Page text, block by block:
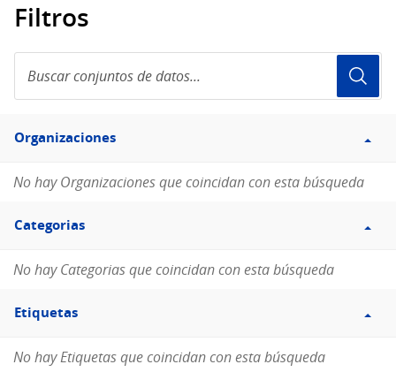
Filtros
conjuntos
de
Filtro
Organizaciones
Organizaciones
No hay Organizaciones que coincidan con esta búsqueda
Filtro
Categorias
Categorias
No hay Categorias que coincidan con esta búsqueda
Filtro
Etiquetas
Etiquetas
No hay Etiquetas que coincidan con esta búsqueda